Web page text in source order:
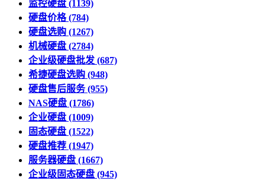
监控硬盘 (1139)
硬盘价格(784)
硬盘选购 (1267)
机械硬盘 (2784)
企业级硬盘批发 (687)
希捷硬盘选购 (948)
硬盘售后服务(955)
NAS硬盘 (1786)
企业硬盘 (1009)
固态硬盘 (1522)
硬盘推荐 (1947)
服务器硬盘 (1667)
企业级固态硬盘 (945)